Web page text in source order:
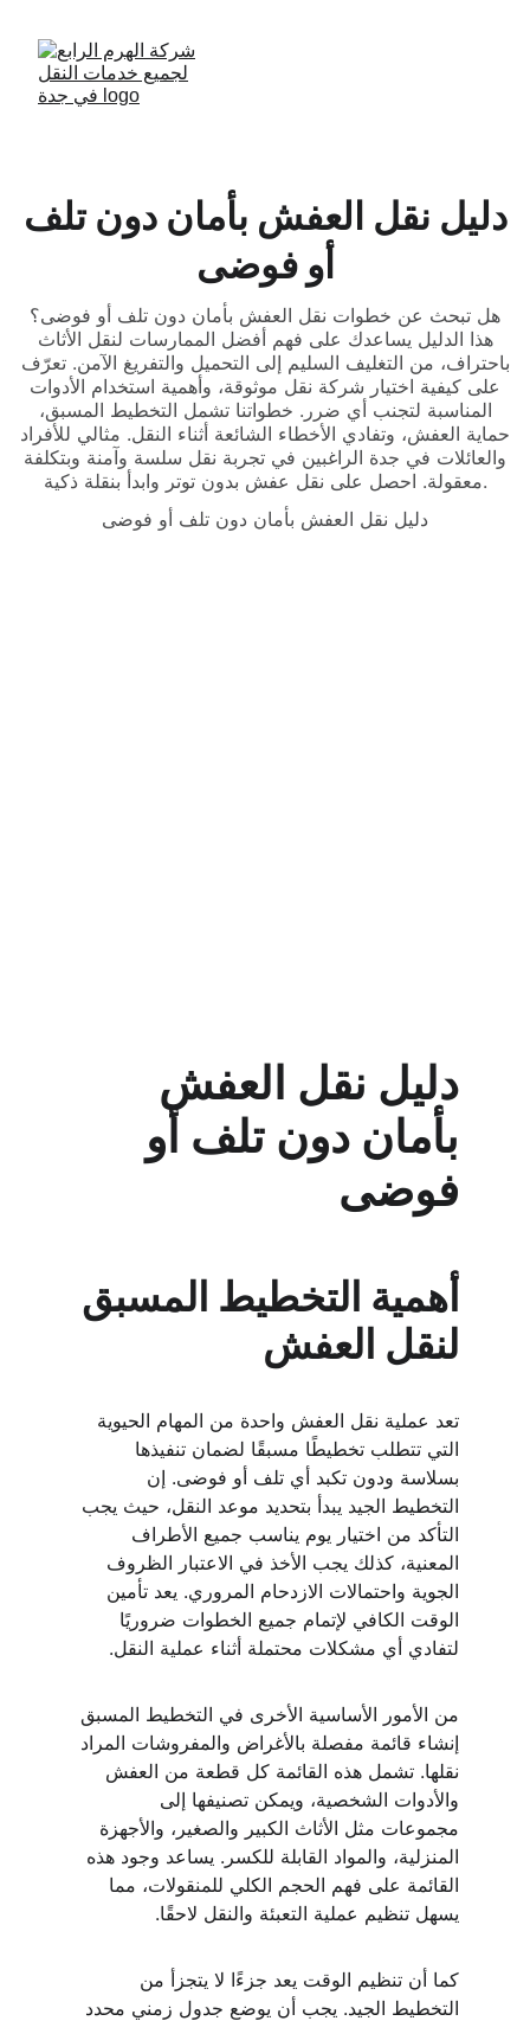
دليل نقل العفش بأمان دون تلف
أو فوضى
هل تبحث عن خطوات نقل العفش بأمان دون تلف أو فوضى؟
هذا الدليل يساعدك على فهم أفضل الممارسات لنقل الأثاث
باحتراف، من التغليف السليم إلى التحميل والتفريغ الآمن. تعرّف
على كيفية اختيار شركة نقل موثوقة، وأهمية استخدام الأدوات
المناسبة لتجنب أي ضرر. خطواتنا تشمل التخطيط المسبق،
حماية العفش، وتفادي الأخطاء الشائعة أثناء النقل. مثالي للأفراد
والعائلات في جدة الراغبين في تجربة نقل سلسة وآمنة وبتكلفة
معقولة. احصل على نقل عفش بدون توتر وابدأ بنقلة ذكية.
دليل نقل العفش بأمان دون تلف أو فوضى
دليل نقل العفش
بأمان دون تلف أو
فوضى
أهمية التخطيط المسبق
لنقل العفش
تعد عملية نقل العفش واحدة من المهام الحيوية
التي تتطلب تخطيطًا مسبقًا لضمان تنفيذها
بسلاسة ودون تكبد أي تلف أو فوضى. إن
التخطيط الجيد يبدأ بتحديد موعد النقل، حيث يجب
التأكد من اختيار يوم يناسب جميع الأطراف
المعنية، كذلك يجب الأخذ في الاعتبار الظروف
الجوية واحتمالات الازدحام المروري. يعد تأمين
الوقت الكافي لإتمام جميع الخطوات ضروريًا
لتفادي أي مشكلات محتملة أثناء عملية النقل.
من الأمور الأساسية الأخرى في التخطيط المسبق
إنشاء قائمة مفصلة بالأغراض والمفروشات المراد
نقلها. تشمل هذه القائمة كل قطعة من العفش
والأدوات الشخصية، ويمكن تصنيفها إلى
مجموعات مثل الأثاث الكبير والصغير، والأجهزة
المنزلية، والمواد القابلة للكسر. يساعد وجود هذه
القائمة على فهم الحجم الكلي للمنقولات، مما
يسهل تنظيم عملية التعبئة والنقل لاحقًا.
كما أن تنظيم الوقت يعد جزءًا لا يتجزأ من
التخطيط الجيد. يجب أن يوضع جدول زمني محدد